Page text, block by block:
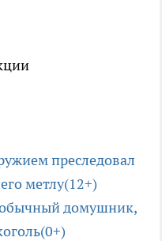
преследовал
метлу(12+)
домушник,